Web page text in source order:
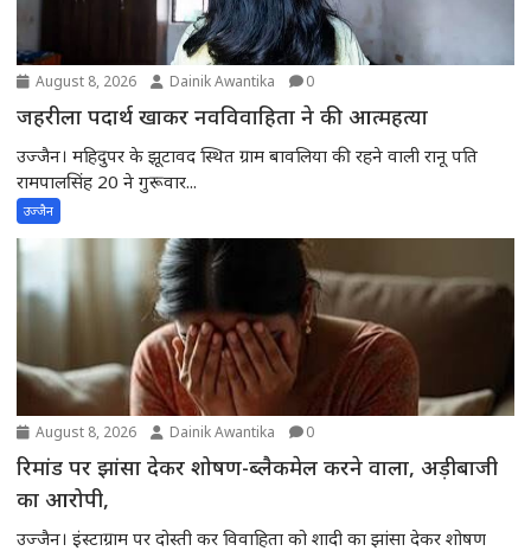
August 8, 2026 Dainik Awantika 0
जहरीला पदार्थ खाकर नवविवाहिता ने की आत्महत्या
उज्जैन। महिदुपर के झूटावद स्थित ग्राम बावलिया की रहने वाली रानू पति
रामपालसिंह 20 ने गुरूवार...
उज्जैन
August 8, 2026 Dainik Awantika 0
रिमांड पर झांसा देकर शोषण-ब्लैकमेल करने वाला, अड़ीबाजी
का आरोपी,
उज्जैन। इंस्टाग्राम पर दोस्ती कर विवाहिता को शादी का झांसा देकर शोषण